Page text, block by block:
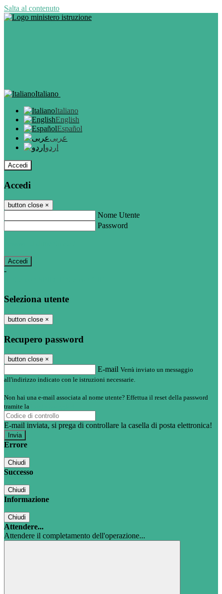
Salta al contenuto
Italiano
Italiano
English
Español
عربى
اردو
Accedi
Accedi
button close ×
Nome Utente
Password
-
Seleziona utente
button close ×
Recupero password
button close ×
E-mail Verrà inviato un messaggio
all'indirizzo indicato con le istruzioni necessarie.
Non hai una e-mail associata al nome utente? Effettua il reset della password
tramite la
E-mail inviata, si prega di controllare la casella di posta elettronica!
Errore
Chiudi
Successo
Chiudi
Informazione
Chiudi
Attendere...
Attendere il completamento dell'operazione...